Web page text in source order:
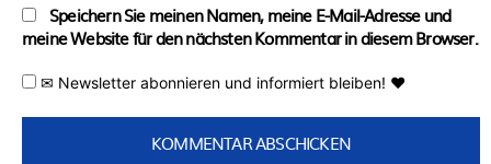
Speichern Sie meinen Namen, meine E-Mail-Adresse und
meine Website für den nächsten Kommentar in diesem Browser.
✉ Newsletter abonnieren und informiert bleiben! ♥